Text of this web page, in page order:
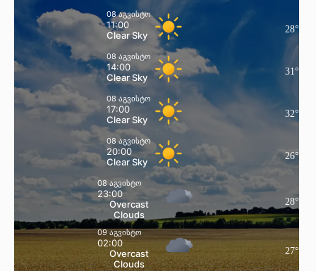
08 აგვისტო
11:00
Clear Sky
28°
08 აგვისტო
14:00
Clear Sky
31°
08 აგვისტო
17:00
Clear Sky
32°
08 აგვისტო
20:00
Clear Sky
26°
08 აგვისტო
23:00
Overcast
Clouds
28°
09 აგვისტო
02:00
Overcast
Clouds
27°